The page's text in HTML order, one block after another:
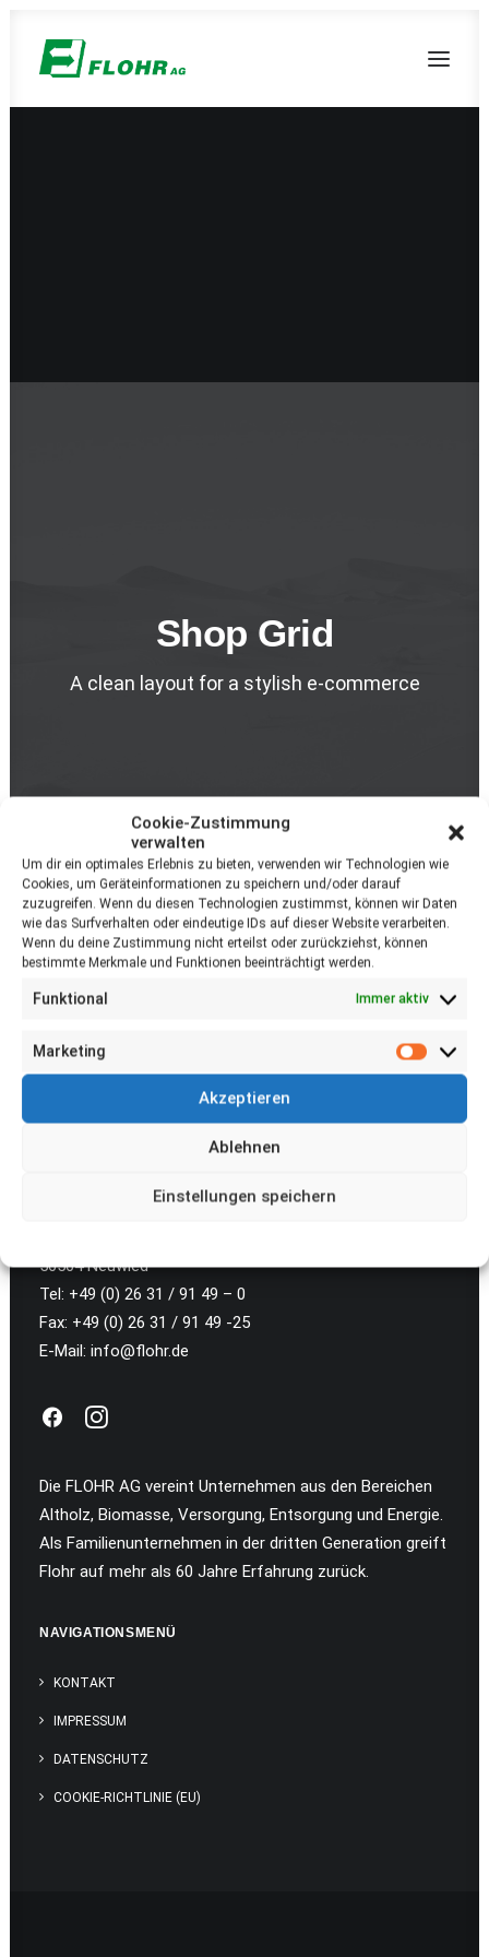
Cookie-Zustimmung
verwalten
Um dir ein optimales Erlebnis zu bieten, verwenden wir Technologien wie
Cookies, um Geräteinformationen zu speichern und/oder darauf
zuzugreifen. Wenn du diesen Technologien zustimmst, können wir Daten
wie das Surfverhalten oder eindeutige IDs auf dieser Website verarbeiten.
Wenn du deine Zustimmung nicht erteilst oder zurückziehst, können
bestimmte Merkmale und Funktionen beeinträchtigt werden.
Funktional Immer aktiv
Marketing
Akzeptieren
Ablehnen
Einstellungen speichern
Shop Grid
A clean layout for a stylish e-commerce
Nothing found.
56564 Neuwied
Tel: +49 (0) 26 31 / 91 49 – 0
Fax: +49 (0) 26 31 / 91 49 -25
E-Mail: info@flohr.de
Die FLOHR AG vereint Unternehmen aus den Bereichen
Altholz, Biomasse, Versorgung, Entsorgung und Energie.
Als Familienunternehmen in der dritten Generation greift
Flohr auf mehr als 60 Jahre Erfahrung zurück.
NAVIGATIONSMENÜ
KONTAKT
IMPRESSUM
DATENSCHUTZ
COOKIE-RICHTLINIE (EU)